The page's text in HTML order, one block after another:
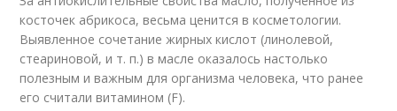
косточек абрикоса, весьма ценится в косметологии.
Выявленное сочетание жирных кислот (линолевой,
стеариновой, и т. п.) в масле оказалось настолько
полезным и важным для организма человека, что ранее
его считали витамином (F).